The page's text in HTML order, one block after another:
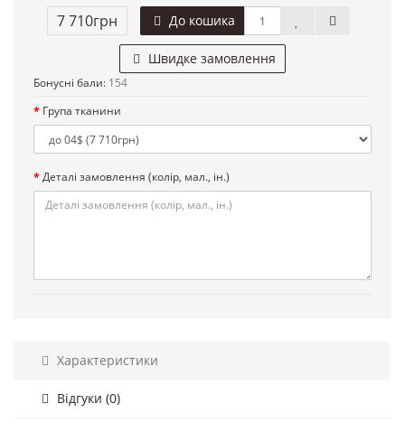
7 710грн До кошика
Швидке замовлення
Бонусні бали: 154
Група тканини
Деталі замовлення (колір, мал., ін.)
Характеристики
Відгуки (0)